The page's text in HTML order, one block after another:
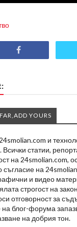
YOURS
и
статии,
на 24smolian.com,
на
и видео
строгост на
отговорност за
блог-форума
на добрия тон.